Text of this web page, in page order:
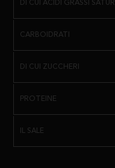
DI CUI ACIDI GRASSI SATURI
CARBOIDRATI
DI CUI ZUCCHERI
PROTEINE
IL SALE